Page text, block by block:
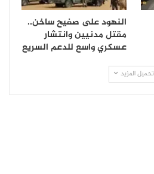
النهود على صفيح ساخن..
مقتل مدنيين وانتشار
عسكري واسع للدعم السريع
تحميل المزيد